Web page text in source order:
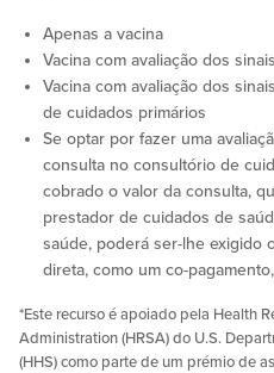
Apenas a vacina
Vacina com avaliação dos
Vacina com avaliação dos
de cuidados primários
Se optar por fazer uma
consulta no consultório de
cobrado o valor da consulta,
prestador de cuidados de
saúde, poderá ser-lhe exigido
direta, como um co-
*Este recurso é apoiado pela Health
Administration (HRSA) do U.S.
(HHS) como parte de um prémio de